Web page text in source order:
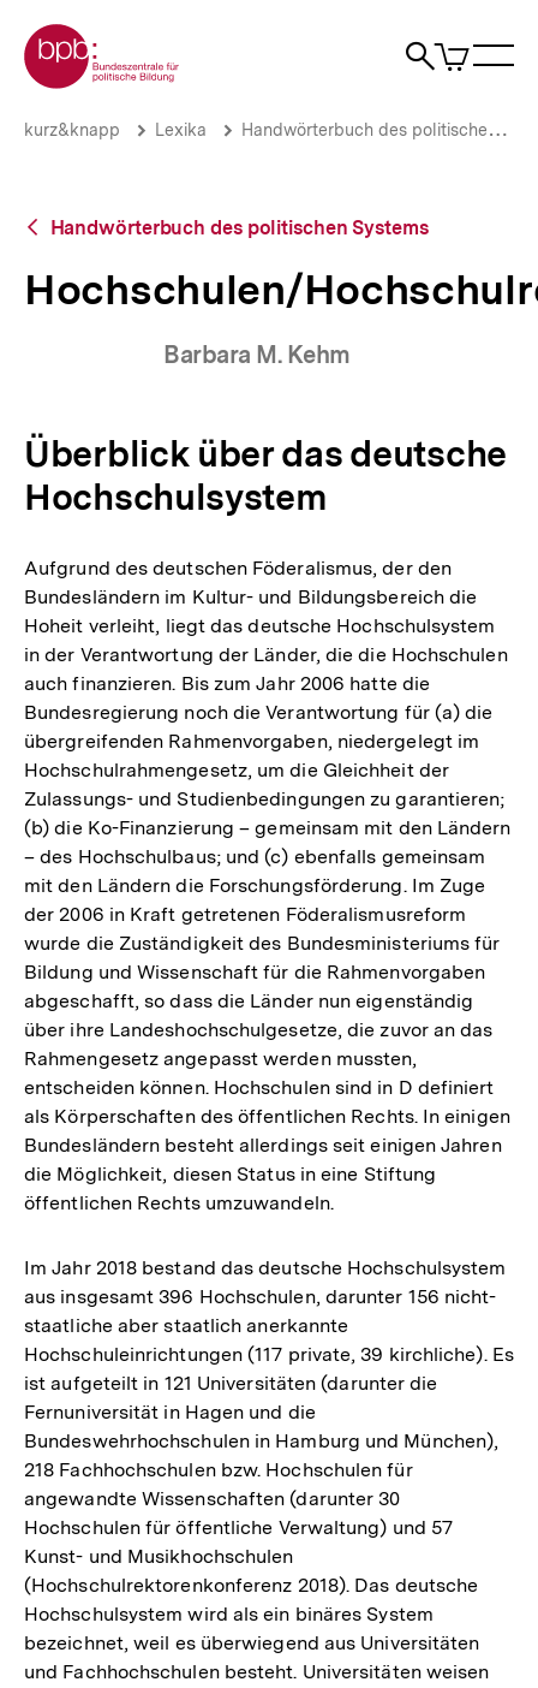
zum
Seiteninhalt
springen
Zur Startseite der bpb
Suche
Artikel
im
Hochschulen/Hochschulreformen
Brotkrümelnavigation
Pfadnavigation
kurz&knapp Lexika Handwörterbuch des politischen Systems
Zurück
Übersicht
Handwörterbuch des politischen Systems
Hochschulen/
Barbara M. Kehm
Überblick über das deutsche
Hochschulsystem
Aufgrund des deutschen Föderalismus, der den
Bundesländern im Kultur- und Bildungsbereich die
Hoheit verleiht, liegt das deutsche Hochschulsystem
in der Verantwortung der Länder, die die Hochschulen
auch finanzieren. Bis zum Jahr 2006 hatte die
Bundesregierung noch die Verantwortung für (a) die
übergreifenden Rahmenvorgaben, niedergelegt im
Hochschulrahmengesetz, um die Gleichheit der
Zulassungs- und Studienbedingungen zu garantieren;
(b) die Ko-Finanzierung – gemeinsam mit den Ländern
– des Hochschulbaus; und (c) ebenfalls gemeinsam
mit den Ländern die Forschungsförderung. Im Zuge
der 2006 in Kraft getretenen Föderalismusreform
wurde die Zuständigkeit des Bundesministeriums für
Bildung und Wissenschaft für die Rahmenvorgaben
abgeschafft, so dass die Länder nun eigenständig
über ihre Landeshochschulgesetze, die zuvor an das
Rahmengesetz angepasst werden mussten,
entscheiden können. Hochschulen sind in D definiert
als Körperschaften des öffentlichen Rechts. In einigen
Bundesländern besteht allerdings seit einigen Jahren
die Möglichkeit, diesen Status in eine Stiftung
öffentlichen Rechts umzuwandeln.
Im Jahr 2018 bestand das deutsche Hochschulsystem
aus insgesamt 396 Hochschulen, darunter 156 nicht-
staatliche aber staatlich anerkannte
Hochschuleinrichtungen (117 private, 39 kirchliche). Es
ist aufgeteilt in 121 Universitäten (darunter die
Fernuniversität in Hagen und die
Bundeswehrhochschulen in Hamburg und München),
218 Fachhochschulen bzw. Hochschulen für
angewandte Wissenschaften (darunter 30
Hochschulen für öffentliche Verwaltung) und 57
Kunst- und Musikhochschulen
(Hochschulrektorenkonferenz 2018). Das deutsche
Hochschulsystem wird als ein binäres System
bezeichnet, weil es überwiegend aus Universitäten
und Fachhochschulen besteht. Universitäten weisen